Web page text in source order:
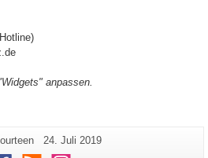
anpassen.
Zusätzliche
Letzte
Aktualisierung:
24. Juli 2019